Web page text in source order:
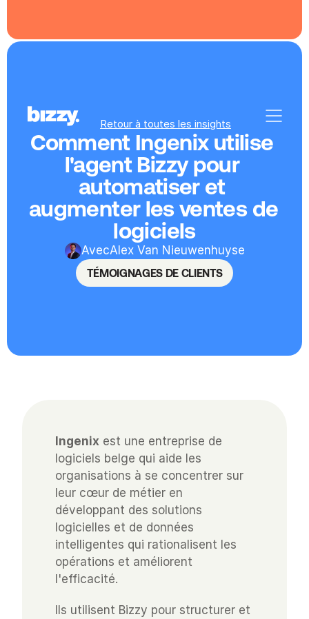
Retour à toutes les insights
Comment Ingenix utilise
l'agent Bizzy pour
automatiser et
augmenter les ventes de
logiciels
AvecAlex Van Nieuwenhuyse
TÉMOIGNAGES DE CLIENTS
Ingenix est une entreprise de
logiciels belge qui aide les
organisations à se concentrer sur
leur cœur de métier en
développant des solutions
logicielles et de données
intelligentes qui rationalisent les
opérations et améliorent
l'efficacité.
Ils utilisent Bizzy pour structurer et